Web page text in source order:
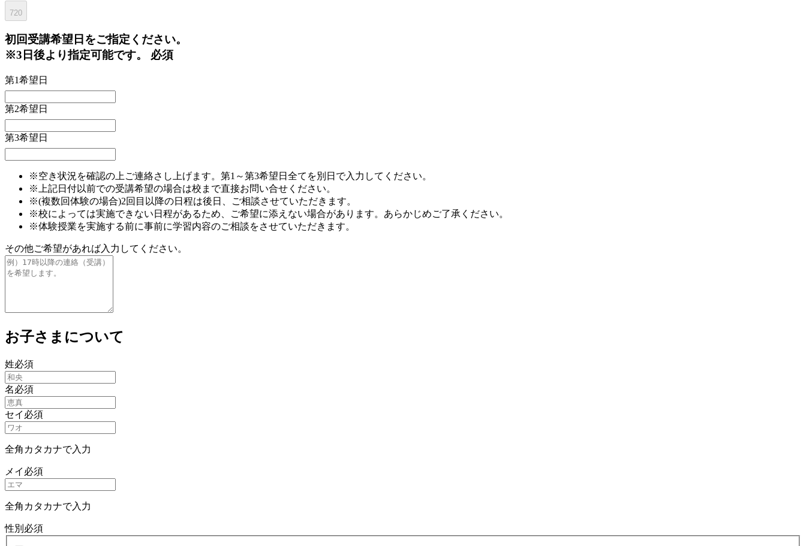
720
初回受講希望日をご指定ください。
※3日後より指定可能です。 必須
第1希望日
第2希望日
第3希望日
※空き状況を確認の上ご連絡さし上げます。第1～第3希望日全てを別日で入力してください。
※上記日付以前での受講希望の場合は校まで直接お問い合せください。
※(複数回体験の場合)2回目以降の日程は後日、ご相談させていただきます。
※校によっては実施できない日程があるため、ご希望に添えない場合があります。あらかじめご了承ください。
※体験授業を実施する前に事前に学習内容のご相談をさせていただきます。
その他ご希望があれば入力してください。
お子さまについて
姓必須
名必須
セイ 必須
全角カタカナで入力
メイ 必須
全角カタカナで入力
性別 必須